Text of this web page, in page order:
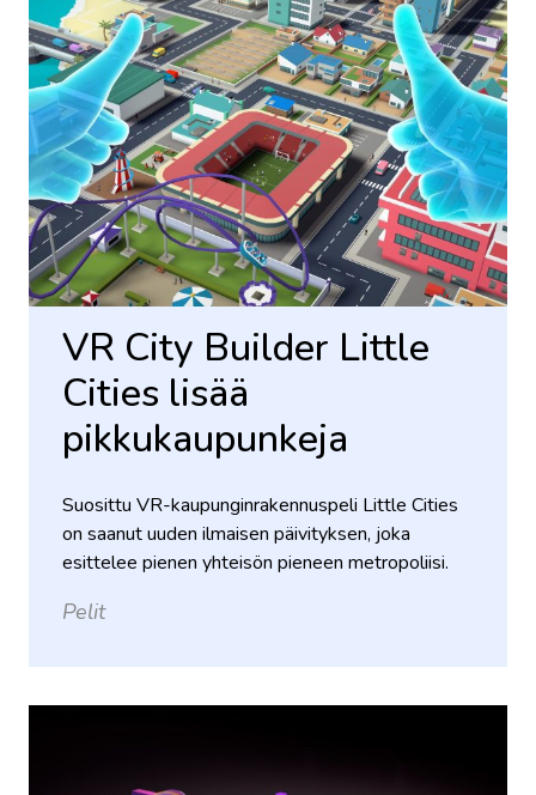
VR City Builder Little
Cities lisää
pikkukaupunkeja
Suosittu VR-kaupunginrakennuspeli Little Cities
on saanut uuden ilmaisen päivityksen, joka
esittelee pienen yhteisön pieneen metropoliisi.
Pelit